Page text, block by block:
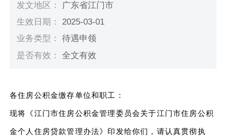
发文地区： 广东省江门市
生效日期： 2025-03-01
业务类型：待遇申领
是否有效：全文有效
各住房公积金缴存单位和职工：
现将《江门市住房公积金管理委员会关于江门市住房公积
金个人住房贷款管理办法》印发给你们，请认真贯彻执